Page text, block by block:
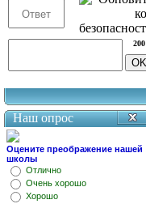
200
Наш опрос
Оцените преображение нашей
школы
Отлично
Очень хорошо
Хорошо